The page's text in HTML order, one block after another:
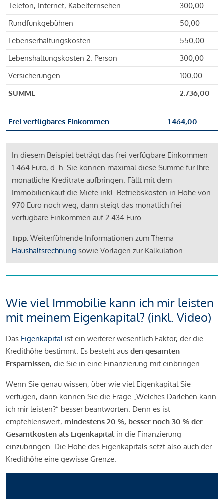
Telefon, Internet, Kabelfernsehen
300,00
Rundfunkgebühren
50,00
Lebenserhaltungskosten
550,00
Lebenshaltungskosten 2. Person
300,00
Versicherungen
100,00
SUMME
2.736,00
Frei verfügbares Einkommen 1.464,00
In diesem Beispiel beträgt das frei verfügbare Einkommen
1.464 Euro, d. h. Sie können maximal diese Summe für Ihre
monatliche Kreditrate aufbringen. Fällt mit dem
Immobilienkauf die Miete inkl. Betriebskosten in Höhe von
970 Euro noch weg, dann steigt das monatlich frei
verfügbare Einkommen auf 2.434 Euro.
Tipp: Weiterführende Informationen zum Thema
Haushaltsrechnung sowie Vorlagen zur Kalkulation .
Wie viel Immobilie kann ich mir leisten
mit meinem Eigenkapital? (inkl. Video)
Das Eigenkapitalist ein weiterer wesentlich Faktor, der die
Kredithöhe bestimmt. Es besteht aus den gesamten
Ersparnissen, die Sie in eine Finanzierung mit einbringen.
Wenn Sie genau wissen, über wie viel Eigenkapital Sie
verfügen, dann können Sie die Frage „Welches Darlehen kann
ich mir leisten?“ besser beantworten. Denn es ist
empfehlenswert, mindestens 20 %, besser noch 30 % der
Gesamtkosten als Eigenkapital in die Finanzierung
einzubringen. Die Höhe des Eigenkapitals setzt also auch der
Kredithöhe eine gewisse Grenze.